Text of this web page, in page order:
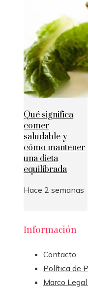
Qué significa
comer
saludable y
cómo mantener
una dieta
equilibrada
Hace 2 semanas
Información
Contacto
Política de
Marco